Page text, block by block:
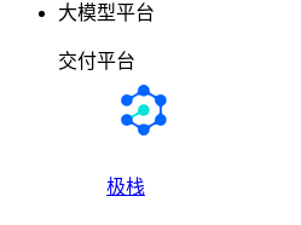
大模型平台
交付平台
极栈